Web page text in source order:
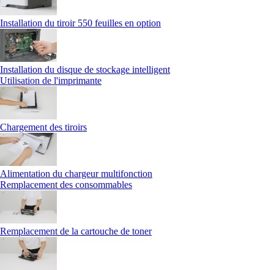
Installation du tiroir 550 feuilles en option
Installation du disque de stockage intelligent
Utilisation de l'imprimante
Chargement des tiroirs
Alimentation du chargeur multifonction
Remplacement des consommables
Remplacement de la cartouche de toner